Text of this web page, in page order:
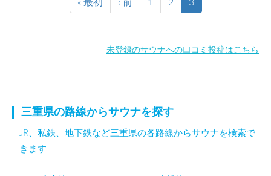
« 最初 ‹ 前 1 2 3
未登録のサウナへの口コミ投稿はこちら
三重県の路線からサウナを探す
JR、私鉄、地下鉄など三重県の各路線からサウナを検索で
きます